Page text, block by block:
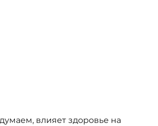
влияет здоровье на